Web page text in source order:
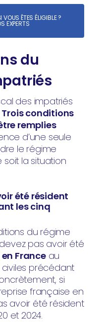
ÊTES ÉLIGIBLE ?
EXPERTS
du
des impatriés
Trois conditions
remplies
d’une seule
le régime
la situation
été résident
les cinq
du régime
pas avoir été
Franceau
précédant
si
française en
avoir été résident
et 2024.